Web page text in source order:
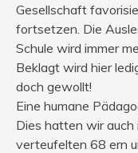
Gesellschaft
fortsetzen. Die
Schule wird immer
Beklagt wird hier
doch gewollt!
Eine humane
Dies hatten wir
verteufelten 68 ern